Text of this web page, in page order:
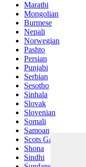
Marathi
Mongolian
Burmese
Nepali
Norwegian
Pashto
Persian
Punjabi
Serbian
Sesotho
Sinhala
Slovak
Slovenian
Somali
Samoan
Scots Gaelic
Shona
Sindhi